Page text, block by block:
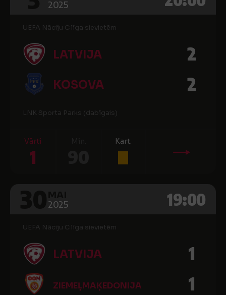
2025
UEFA Nāciju C līga sievietēm
LATVIJA 2
KOSOVA 2
LNK Sporta Parks (dabīgais)
Vārti
1
Kart.
2025 19:00
UEFA Nāciju C līga sievietēm
LATVIJA 1
ZIEMEĻMAĶEDONIJA 1